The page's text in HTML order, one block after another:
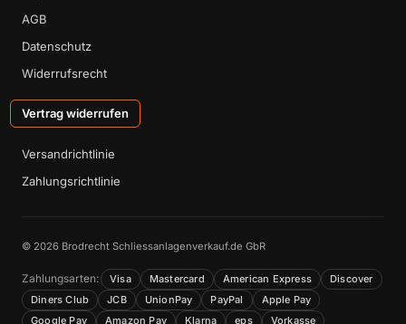
AGB
Datenschutz
Widerrufsrecht
Vertrag widerrufen
Versandrichtlinie
Zahlungsrichtlinie
© 2026 Brodrecht Schliessanlagenverkauf.de GbR
Zahlungsarten: Visa Mastercard American Express
Discover
Diners Club
JCB UnionPay PayPal
Apple Pay
Google Pay
Amazon Pay Klarna eps Vorkasse